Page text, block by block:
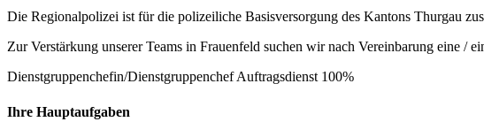
Die Regionalpolizei ist für die polizeiliche Basisversorgung des Kantons Thurgau
Zur Verstärkung unserer Teams in Frauenfeld suchen wir nach Vereinbarung eine /
Dienstgruppenchefin/Dienstgruppenchef Auftragsdienst 100%
Ihre Hauptaufgaben